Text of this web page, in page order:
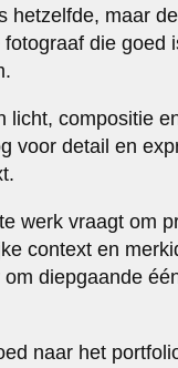
hetzelfde, maar
die goed
compositie
voor detail en
werk vraagt om
context en
diepgaande
naar het